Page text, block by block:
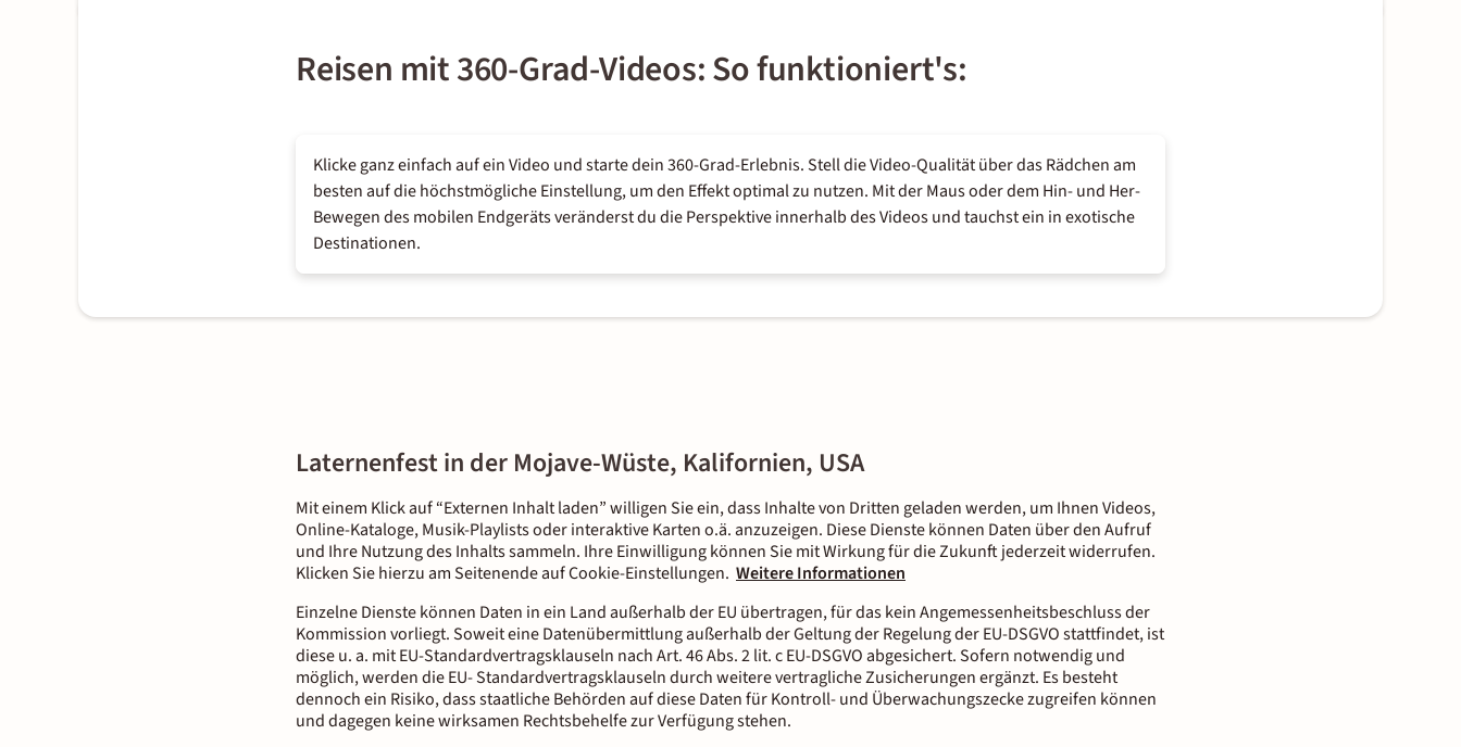
Reisen mit 360-Grad-Videos: So funktioniert's:
Klicke ganz einfach auf ein Video und starte dein 360-Grad-Erlebnis. Stell die Video-Qualität über das Rädchen am
besten auf die höchstmögliche Einstellung, um den Effekt optimal zu nutzen. Mit der Maus oder dem Hin- und Her-
Bewegen des mobilen Endgeräts veränderst du die Perspektive innerhalb des Videos und tauchst ein in exotische
Destinationen.
Laternenfest in der Mojave-Wüste, Kalifornien, USA
Mit einem Klick auf “Externen Inhalt laden” willigen Sie ein, dass Inhalte von Dritten geladen werden, um Ihnen Videos,
Online-Kataloge, Musik-Playlists oder interaktive Karten o.ä. anzuzeigen. Diese Dienste können Daten über den Aufruf
und Ihre Nutzung des Inhalts sammeln. Ihre Einwilligung können Sie mit Wirkung für die Zukunft jederzeit widerrufen.
Klicken Sie hierzu am Seitenende auf Cookie-Einstellungen. Weitere Informationen
Einzelne Dienste können Daten in ein Land außerhalb der EU übertragen, für das kein Angemessenheitsbeschluss der
Kommission vorliegt. Soweit eine Datenübermittlung außerhalb der Geltung der Regelung der EU-DSGVO stattfindet, ist
diese u. a. mit EU-Standardvertragsklauseln nach Art. 46 Abs. 2 lit. c EU-DSGVO abgesichert. Sofern notwendig und
möglich, werden die EU- Standardvertragsklauseln durch weitere vertragliche Zusicherungen ergänzt. Es besteht
dennoch ein Risiko, dass staatliche Behörden auf diese Daten für Kontroll- und Überwachungszecke zugreifen können
und dagegen keine wirksamen Rechtsbehelfe zur Verfügung stehen.